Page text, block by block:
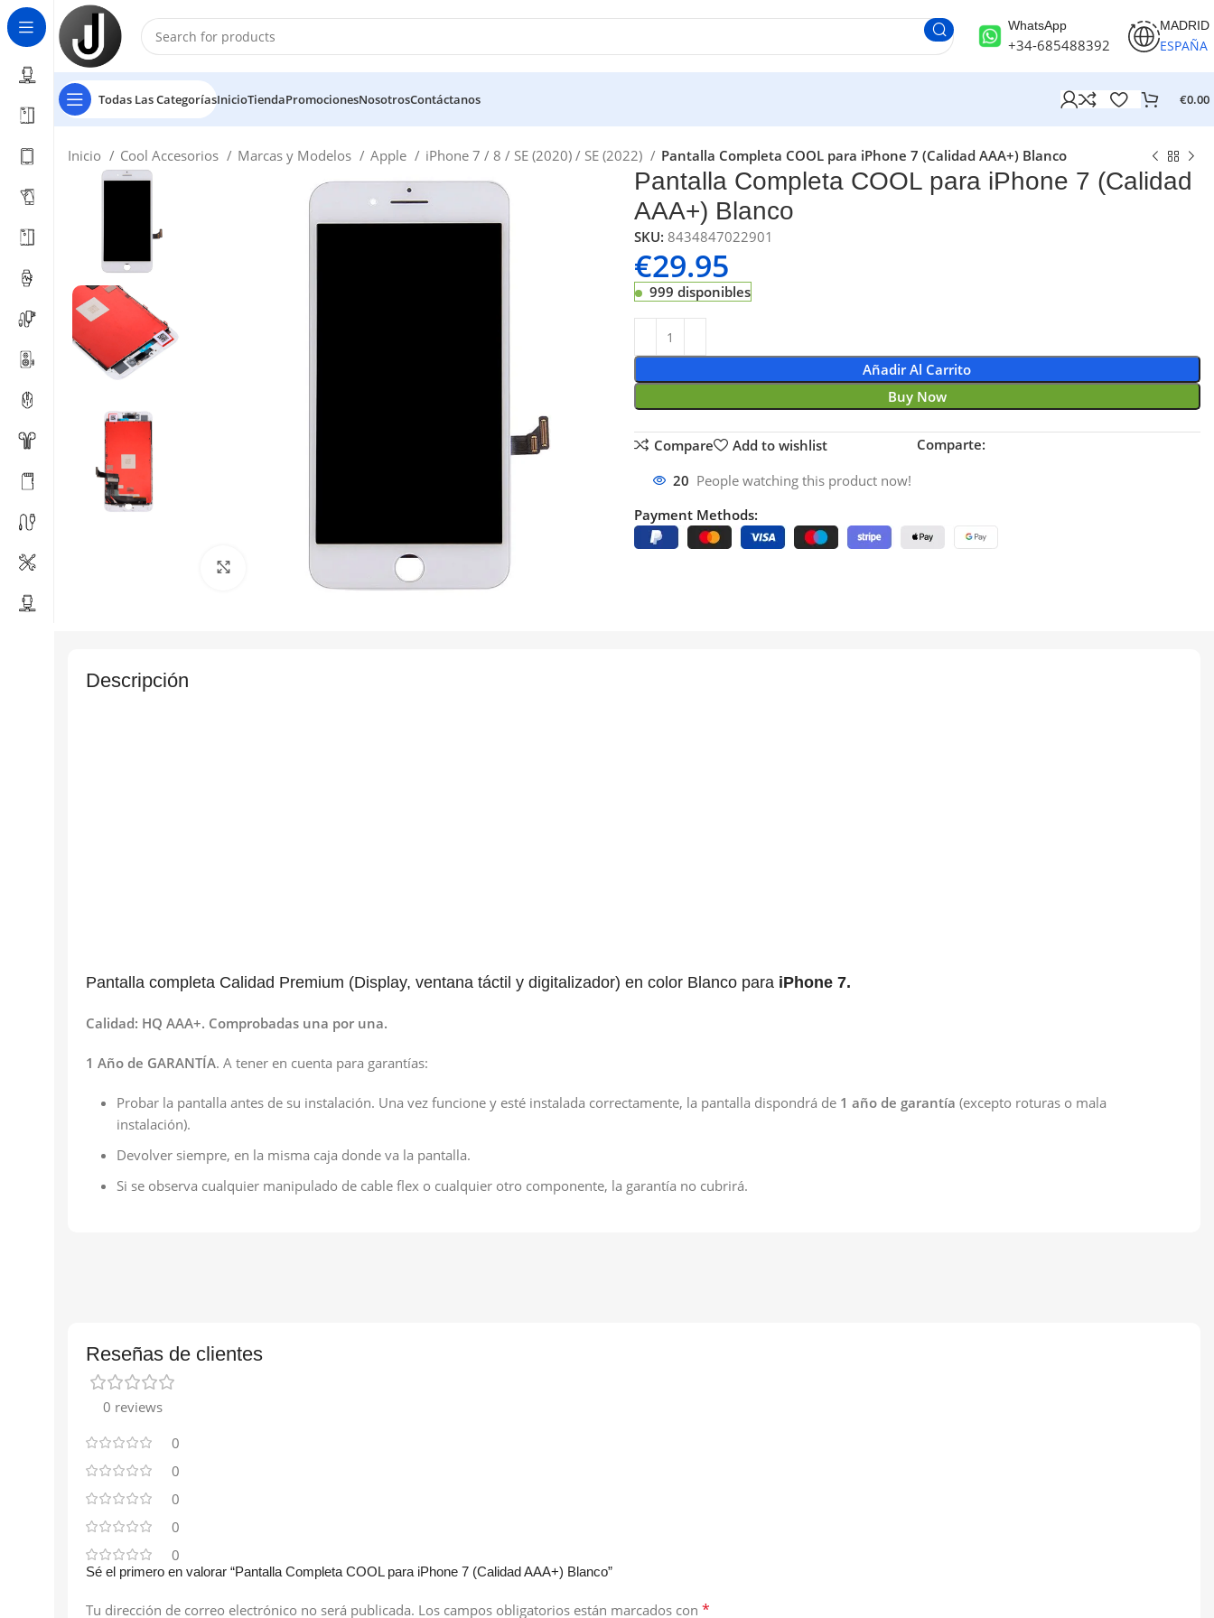
WhatsApp
+34-685488392
MADRID
ESPAÑA
Todas Las CategoríasInicioTiendaPromocionesNosotrosContáctanos €0.00
Inicio Cool Accesorios Marcas y Modelos Apple iPhone 7 / 8 / SE (2020) / SE (2022) Pantalla Completa COOL para iPhone 7 (Calidad AAA+) Blanco
Click to enlarge
Pantalla Completa COOL para iPhone 7 (Calidad
AAA+) Blanco
SKU: 8434847022901
€29.95
999 disponibles
Añadir Al Carrito
Buy Now
Compare Add to wishlist Comparte:
20 People watching this product now!
Payment Methods:
Descripción
Pantalla completa Calidad Premium (Display, ventana táctil y digitalizador) en color Blanco para iPhone 7.
Calidad: HQ AAA+. Comprobadas una por una.
1 Año de GARANTÍA. A tener en cuenta para garantías:
Probar la pantalla antes de su instalación. Una vez funcione y esté instalada correctamente, la pantalla dispondrá de 1 año de garantía (excepto roturas o mala
instalación).
Devolver siempre, en la misma caja donde va la pantalla.
Si se observa cualquier manipulado de cable flex o cualquier otro componente, la garantía no cubrirá.
Reseñas de clientes
0 reviews
0
0
0
0
0
Sé el primero en valorar “Pantalla Completa COOL para iPhone 7 (Calidad AAA+) Blanco”
Tu dirección de correo electrónico no será publicada. Los campos obligatorios están marcados con *